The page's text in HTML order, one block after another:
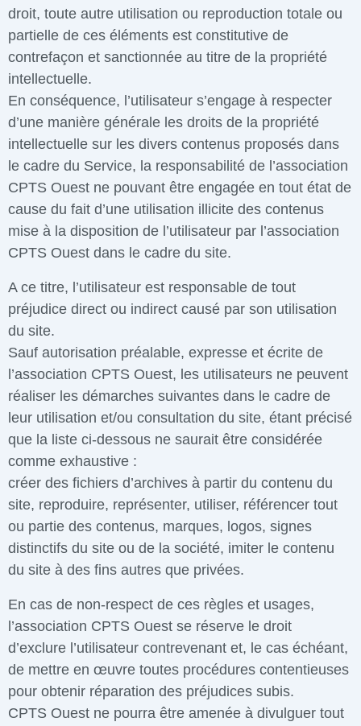
droit, toute autre utilisation ou reproduction totale ou
partielle de ces éléments est constitutive de
contrefaçon et sanctionnée au titre de la propriété
intellectuelle.
En conséquence, l’utilisateur s’engage à respecter
d’une manière générale les droits de la propriété
intellectuelle sur les divers contenus proposés dans
le cadre du Service, la responsabilité de l’association
CPTS Ouest ne pouvant être engagée en tout état de
cause du fait d’une utilisation illicite des contenus
mise à la disposition de l’utilisateur par l’association
CPTS Ouest dans le cadre du site.
A ce titre, l’utilisateur est responsable de tout
préjudice direct ou indirect causé par son utilisation
du site.
Sauf autorisation préalable, expresse et écrite de
l’association CPTS Ouest, les utilisateurs ne peuvent
réaliser les démarches suivantes dans le cadre de
leur utilisation et/ou consultation du site, étant précisé
que la liste ci-dessous ne saurait être considérée
comme exhaustive :
créer des fichiers d’archives à partir du contenu du
site, reproduire, représenter, utiliser, référencer tout
ou partie des contenus, marques, logos, signes
distinctifs du site ou de la société, imiter le contenu
du site à des fins autres que privées.
En cas de non-respect de ces règles et usages,
l’association CPTS Ouest se réserve le droit
d’exclure l’utilisateur contrevenant et, le cas échéant,
de mettre en œuvre toutes procédures contentieuses
pour obtenir réparation des préjudices subis.
CPTS Ouest ne pourra être amenée à divulguer tout